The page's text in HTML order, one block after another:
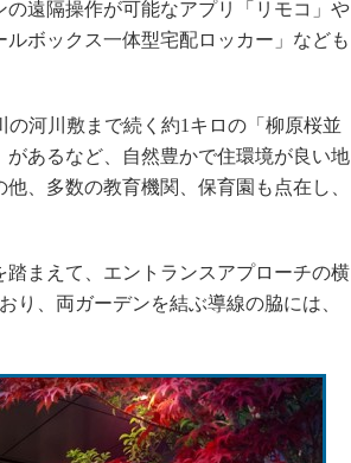
遠隔操作が可能なアプリ「リモコ」や
ボックス一体型宅配ロッカー」なども
河川敷まで続く約1キロの「柳原桜並
あるなど、自然豊かで住環境が良い地
、多数の教育機関、保育園も点在し、
まえて、エントランスアプローチの横
り、両ガーデンを結ぶ導線の脇には、